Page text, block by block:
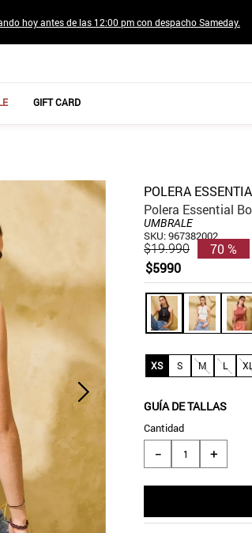
hoy antes de las 12:00 pm con despacho Sameday.
GIFT CARD
POLERA
Polera Essential
UMBRALE
SKU:967382002
$19.990
$5990
70 %
XS S M L
GUÍA DE TALLAS
Cantidad
＋
－